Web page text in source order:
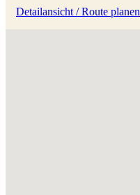
Detailansicht / Route planen